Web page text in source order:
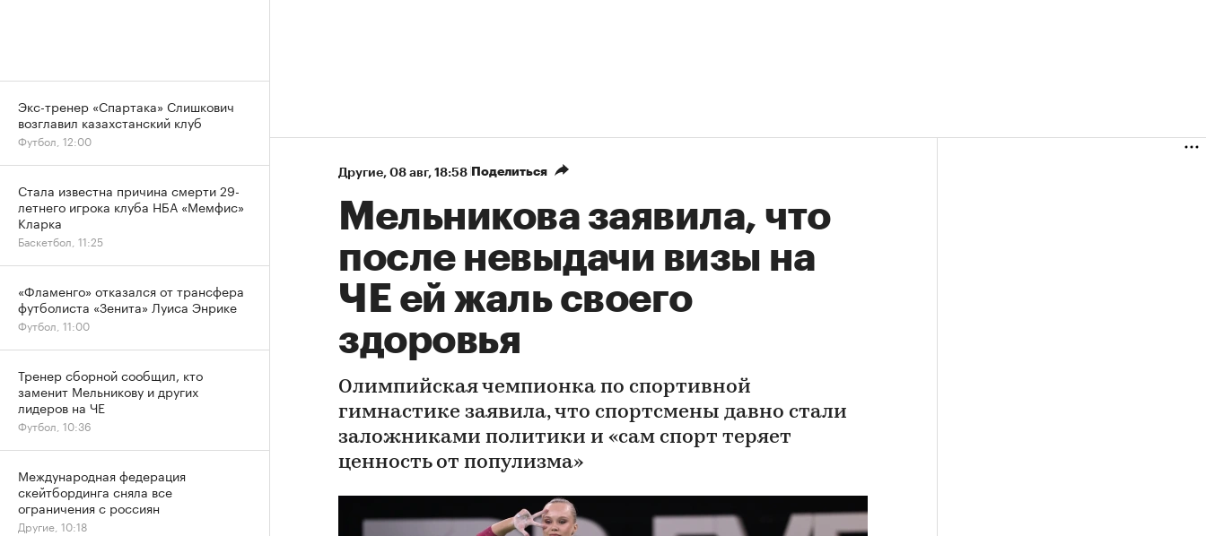
Другие⁠, 08 авг, 18:58 Поделиться
Мельникова заявила, что
после невыдачи визы на
ЧЕ ей жаль своего
здоровья
Олимпийская чемпионка по спортивной
гимнастике заявила, что спортсмены давно стали
заложниками политики и «сам спорт теряет
ценность от популизма»
Экс-тренер «Спартака» Слишкович
возглавил казахстанский клуб
Футбол, 12:00
Стала известна причина смерти 29-
летнего игрока клуба НБА «Мемфис»
Кларка
Баскетбол, 11:25
«Фламенго» отказался от трансфера
футболиста «Зенита» Луиса Энрике
Футбол, 11:00
Тренер сборной сообщил, кто
заменит Мельникову и других
лидеров на ЧЕ
Футбол, 10:36
Международная федерация
скейтбординга сняла все
ограничения с россиян
Другие, 10:18